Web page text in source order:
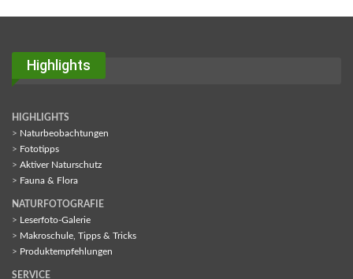
Highlights
HIGHLIGHTS
> Naturbeobachtungen
> Fototipps
> Aktiver Naturschutz
> Fauna & Flora
NATURFOTOGRAFIE
> Leserfoto-Galerie
> Makroschule, Tipps & Tricks
> Produktempfehlungen
SERVICE